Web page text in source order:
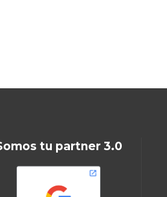
tu partner 3.0